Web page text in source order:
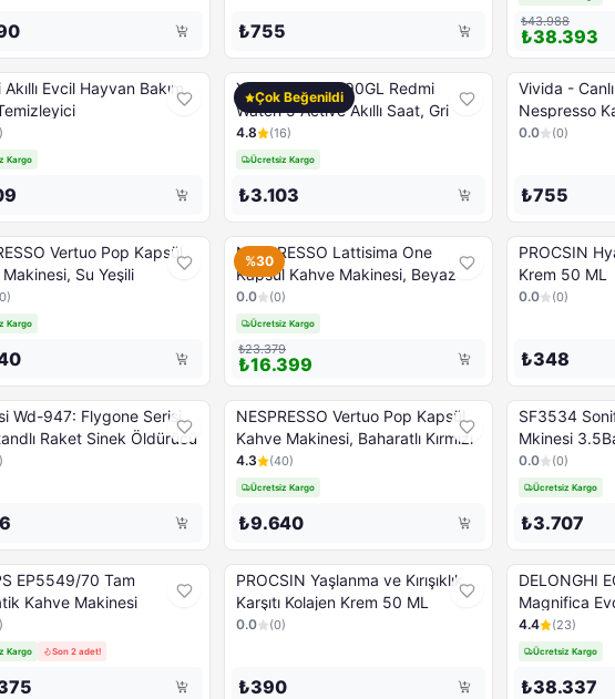
₺755 ₺43.988
₺38.393
Evcil Hayvan Bakım
)
Kargo
Çok Beğenildi
XIAOMI BHR8790GL Redmi
Watch 5 Active Akıllı Saat, Gri
4.8 (16)
Ücretsiz Kargo
₺3.103
Vivida -
Nespresso
Kapsül
0.0 (0)
₺755
Vertuo Pop Kapsül
Su Yeşili
)
Kargo
%30
NESPRESSO Lattisima One
Kapsül Kahve Makinesi, Beyaz
0.0 (0)
Ücretsiz Kargo
₺23.379
₺16.399
PROCSIN
Krem 50 ML
0.0 (0)
₺348
Wd-947: Flygone Serisi
Raket Sinek Öldürücü
)
NESPRESSO Vertuo Pop Kapsül
Kahve Makinesi, Baharatlı Kırmızı
4.3 (40)
Ücretsiz Kargo
₺9.640
SF3534
Mkinesi
0.0 (0)
Ücretsiz Kargo
₺3.707
EP5549/70 Tam
Kahve Makinesi
)
Kargo Son 2 adet!
PROCSIN Yaşlanma ve Kırışıklık
Karşıtı Kolajen Krem 50 ML
0.0 (0)
₺390
DELONGHI
Magnifica
Kahve
4.4 (23)
Ücretsiz Kargo
₺38.337